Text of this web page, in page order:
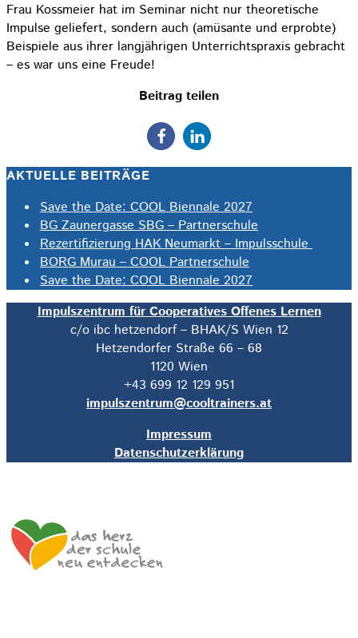
Frau Kossmeier hat im Seminar nicht nur theoretische
Impulse geliefert, sondern auch (amüsante und erprobte)
Beispiele aus ihrer langjährigen Unterrichtspraxis gebracht
– es war uns eine Freude!
Beitrag teilen
AKTUELLE BEITRÄGE
Save the Date: COOL Biennale 2027
BG Zaunergasse SBG – Partnerschule
Rezertifizierung HAK Neumarkt – Impulsschule
BORG Murau – COOL Partnerschule
Save the Date: COOL Biennale 2027
Impulszentrum für Cooperatives Offenes Lernen
c/o ibc hetzendorf – BHAK/S Wien 12
Hetzendorfer Straße 66 – 68
1120 Wien
+43 699 12 129 951
impulszentrum@cooltrainers.at
Impressum
Datenschutzerklärung